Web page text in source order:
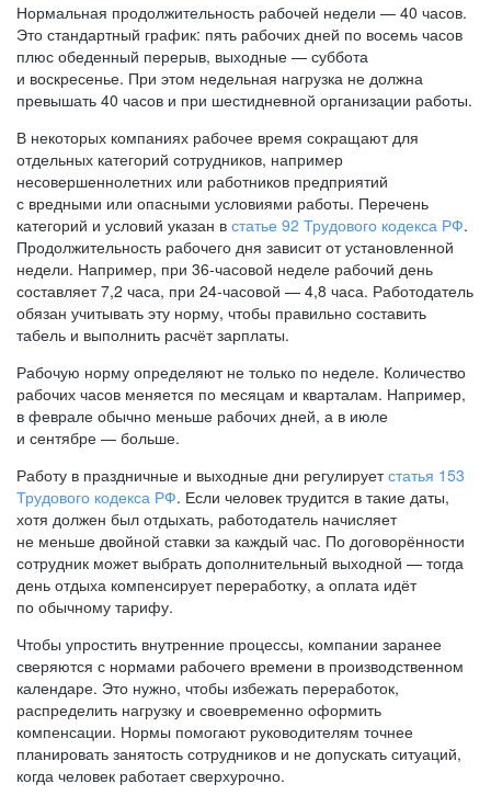
Нормальная продолжительность рабочей недели — 40 часов.
Это стандартный график: пять рабочих дней по восемь часов
плюс обеденный перерыв, выходные — суббота
и воскресенье. При этом недельная нагрузка не должна
превышать 40 часов и при шестидневной организации работы.
В некоторых компаниях рабочее время сокращают для
отдельных категорий сотрудников, например
несовершеннолетних или работников предприятий
с вредными или опасными условиями работы. Перечень
категорий и условий указан в статье 92 Трудового кодекса РФ.
Продолжительность рабочего дня зависит от установленной
недели. Например, при 36-часовой неделе рабочий день
составляет 7,2 часа, при 24-часовой — 4,8 часа. Работодатель
обязан учитывать эту норму, чтобы правильно составить
табель и выполнить расчёт зарплаты.
Рабочую норму определяют не только по неделе. Количество
рабочих часов меняется по месяцам и кварталам. Например,
в феврале обычно меньше рабочих дней, а в июле
и сентябре — больше.
Работу в праздничные и выходные дни регулируетстатья 153
Трудового кодекса РФ. Если человек трудится в такие даты,
хотя должен был отдыхать, работодатель начисляет
не меньше двойной ставки за каждый час. По договорённости
сотрудник может выбрать дополнительный выходной — тогда
день отдыха компенсирует переработку, а оплата идёт
по обычному тарифу.
Чтобы упростить внутренние процессы, компании заранее
сверяются с нормами рабочего времени в производственном
календаре. Это нужно, чтобы избежать переработок,
распределить нагрузку и своевременно оформить
компенсации. Нормы помогают руководителям точнее
планировать занятость сотрудников и не допускать ситуаций,
когда человек работает сверхурочно.